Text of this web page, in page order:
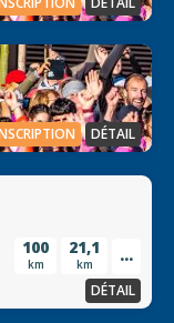
DÉTAIL
100
km
21,1
km ...
DÉTAIL